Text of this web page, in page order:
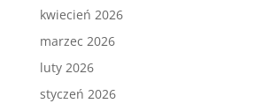
kwiecień 2026
marzec 2026
luty 2026
styczeń 2026